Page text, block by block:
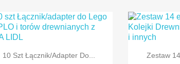
 Szybki podgląd
10 Szt Łącznik/adapter Do... 
Zestaw